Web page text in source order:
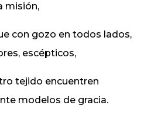
misión,
con gozo en todos lados,
escépticos,
tejido encuentren
modelos de gracia.